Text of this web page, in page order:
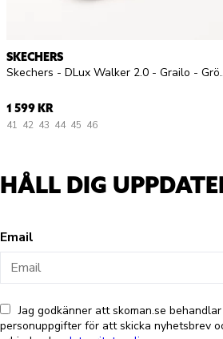
SKECHERS
Skechers - DLux
1 599 KR
41 42 43 44 45 46
HÅLL DIG
Email
Jag godkänner att skoman.se
personuppgifter för att skicka nyhetsbrev